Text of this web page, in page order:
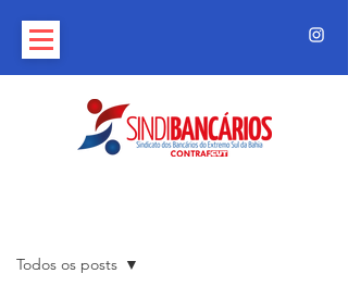
Todos os posts